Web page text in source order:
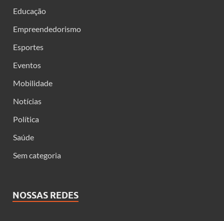
Educação
Empreendedorismo
Esportes
Eventos
Mobilidade
Notícias
Política
Saúde
Sem categoria
NOSSAS REDES